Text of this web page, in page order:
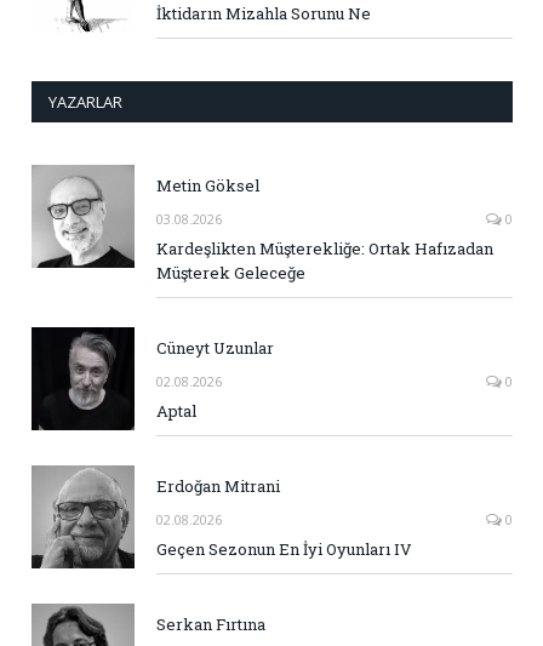
İktidarın Mizahla Sorunu Ne
YAZARLAR
Metin Göksel
03.08.2026 0
Kardeşlikten Müşterekliğe: Ortak Hafızadan
Müşterek Geleceğe
Cüneyt Uzunlar
02.08.2026 0
Aptal
Erdoğan Mitrani
02.08.2026 0
Geçen Sezonun En İyi Oyunları IV
Serkan Fırtına